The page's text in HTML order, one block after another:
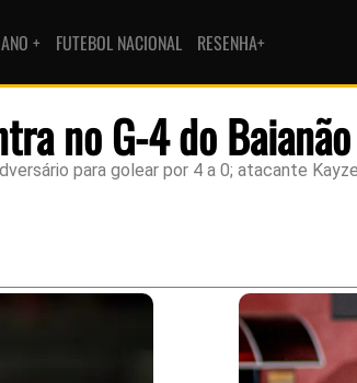
+ FUTEBOL NACIONAL RESENHA+
no G-4 do Baianão
para golear por 4 a 0; atacante